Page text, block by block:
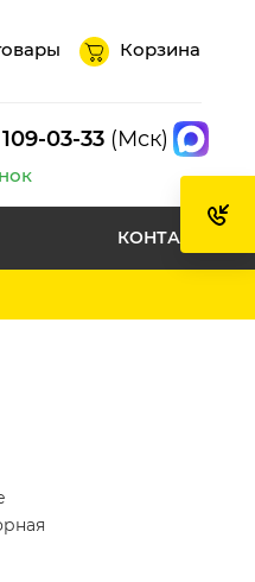
Корзина
03-33 (Мск)
КОНТАКТЫ